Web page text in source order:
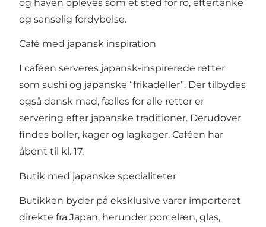
og haven opleves som et sted for ro, eftertanke
og sanselig fordybelse.
Café med japansk inspiration
I caféen serveres japansk-inspirerede retter
som sushi og japanske “frikadeller”. Der tilbydes
også dansk mad, fælles for alle retter er
servering efter japanske traditioner. Derudover
findes boller, kager og lagkager. Caféen har
åbent til kl. 17.
Butik med japanske specialiteter
Butikken byder på eksklusive varer importeret
direkte fra Japan, herunder porcelæn, glas,